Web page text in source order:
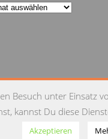
Besuch unter Einsatz
kannst Du diese
Akzeptieren